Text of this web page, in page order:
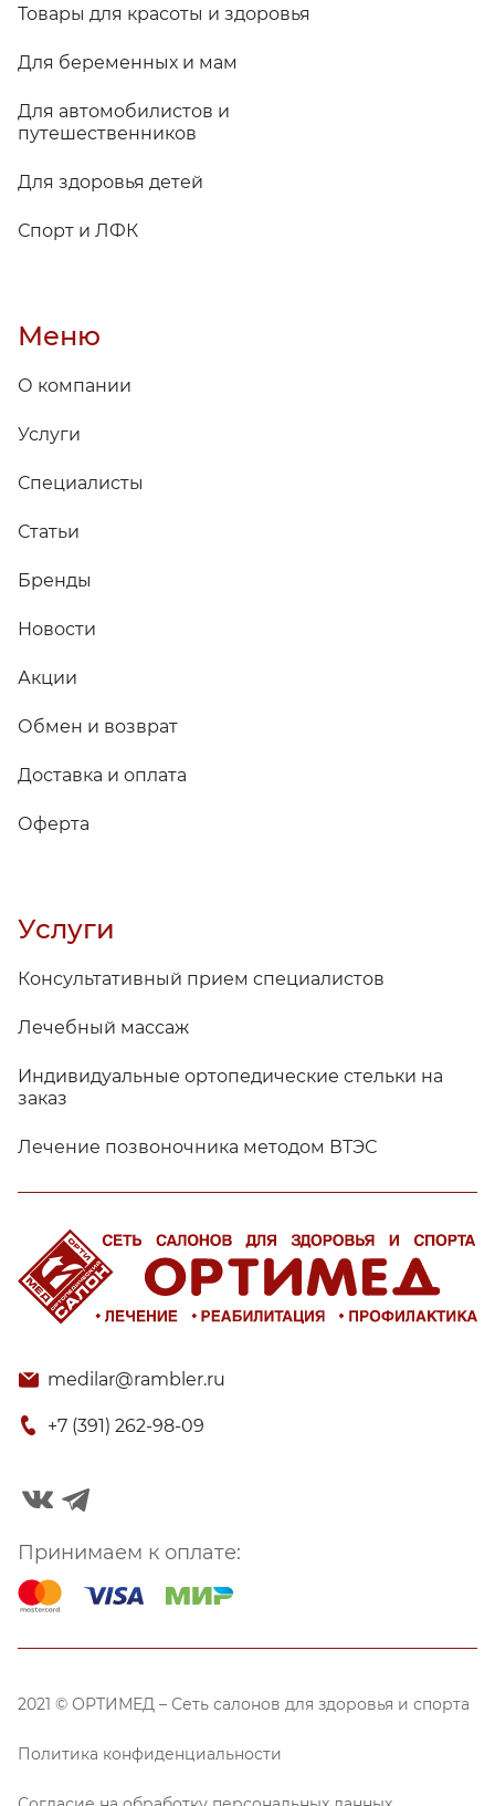
Товары для красоты и здоровья
Для беременных и мам
Для автомобилистов и
путешественников
Для здоровья детей
Спорт и ЛФК
Меню
О компании
Услуги
Специалисты
Статьи
Бренды
Новости
Акции
Обмен и возврат
Доставка и оплата
Оферта
Услуги
Консультативный прием специалистов
Лечебный массаж
Индивидуальные ортопедические стельки на
заказ
Лечение позвоночника методом ВТЭС
medilar@rambler.ru
+7 (391) 262-98-09
Принимаем к оплате:
2021 © ОРТИМЕД – Сеть салонов для здоровья и спорта
Политика конфиденциальности